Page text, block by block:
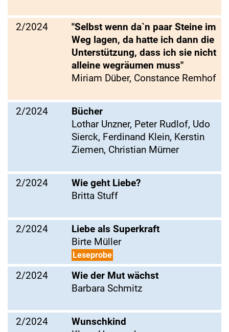
2/2024
"Selbst wenn da`n paar Steine im
Weg lagen, da hatte ich dann die
Unterstützung, dass ich sie nicht
alleine wegräumen muss"
Miriam Düber, Constance Remhof
2/2024
Bücher
Lothar Unzner, Peter Rudlof, Udo
Sierck, Ferdinand Klein, Kerstin
Ziemen, Christian Mürner
2/2024
Wie geht Liebe?
Britta Stuff
2/2024
Liebe als Superkraft
Birte Müller
Leseprobe
2/2024
Wie der Mut wächst
Barbara Schmitz
2/2024
Wunschkind